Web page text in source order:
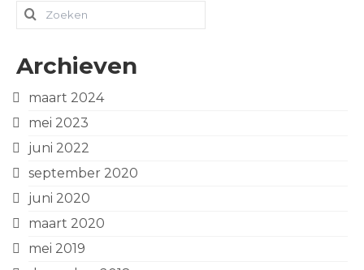
Zoeken
naar:
Archieven
maart 2024
mei 2023
juni 2022
september 2020
juni 2020
maart 2020
mei 2019